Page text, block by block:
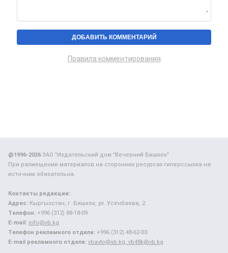
Правила комментирования
@1996-2026ЗАО "Издательский дом "Вечерний Бишкек"
При размещении материалов на сторонних ресурсах гиперссылка на
источник обязательна.
Контакты редакции:
Адрес: Кыргызстан, г. Бишкек, ул. Усенбаева, 2.
Телефон: +996 (312) 88-18-09.
E-mail: info@vb.kg
Телефон рекламного отдела: +996 (312) 48-62-03.
E-mail рекламного отдела: vbavto@vb.kg, vb48k@vb.kg